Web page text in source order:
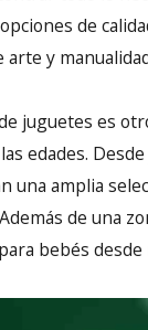
de
arte y
juguetes es
edades.
una amplia
de una
bebés desde